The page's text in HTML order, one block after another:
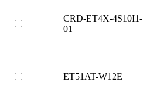
CRD-ET4X-4S10I1-
01
ET51AT-W12E